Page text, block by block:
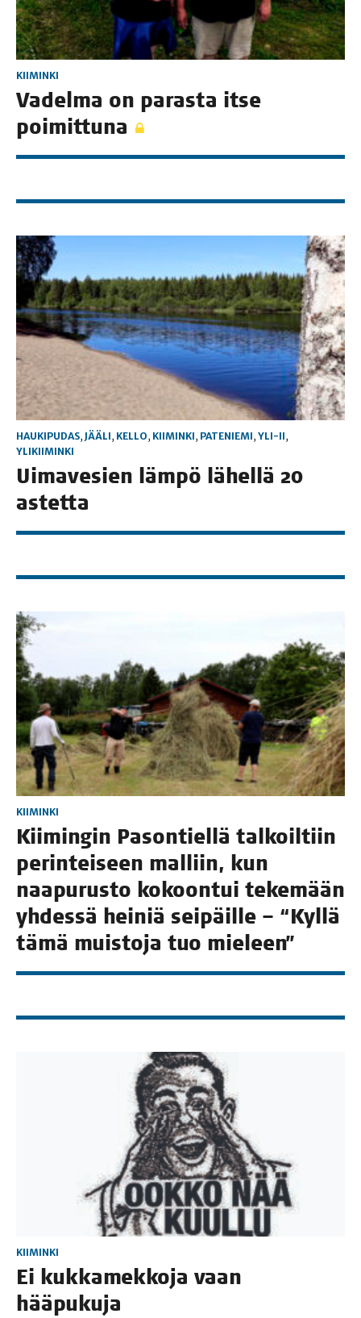
KIIMINKI
Vadel­ma on paras­ta itse
poimittuna
HAUKIPUDAS, JÄÄLI, KELLO, KIIMINKI, PATENIEMI, YLI-II,
YLIKIIMINKI
Uima­ve­sien läm­pö lähel­lä 20
astetta
KIIMINKI
Kii­min­gin Pason­tiel­lä tal­koil­tiin
perin­tei­seen mal­liin, kun
naa­pu­rus­to kokoon­tui teke­mään
yhdes­sä hei­niä sei­päil­le – “Kyl­lä
tämä muis­to­ja tuo mieleen”
KIIMINKI
Ei kuk­ka­mek­ko­ja vaan
hääpukuja